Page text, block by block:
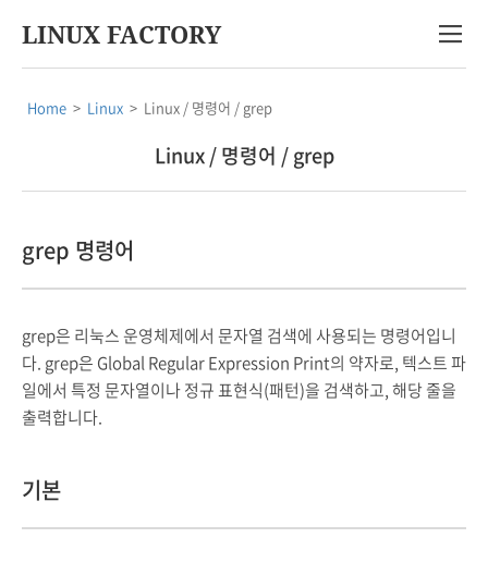
LINUX FACTORY
Home > Linux > Linux / 명령어 / grep
Linux / 명령어 / grep
grep 명령어
grep은 리눅스 운영체제에서 문자열 검색에 사용되는 명령어입니
다. grep은 Global Regular Expression Print의 약자로, 텍스트 파
일에서 특정 문자열이나 정규 표현식(패턴)을 검색하고, 해당 줄을
출력합니다.
기본